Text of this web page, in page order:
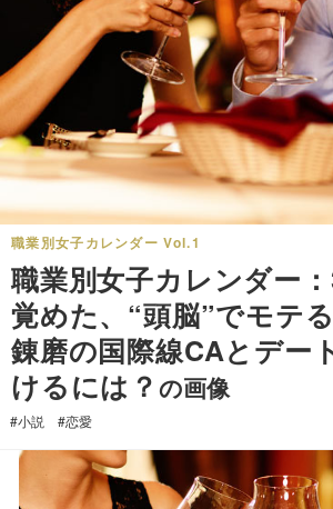
職業別女子カレンダー Vol.1
職業別女子カレンダー
覚めた、“頭脳”でモテ
錬磨の国際線CAとデー
けるには？ の画像
#小説 #恋愛